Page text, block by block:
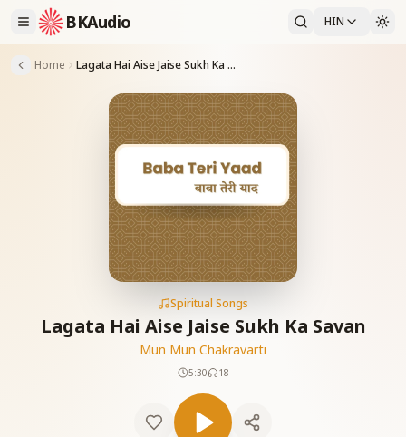
BKAudio HIN
Home Lagata Hai Aise Jaise Sukh Ka Savan
Spiritual Songs
Lagata Hai Aise Jaise Sukh Ka Savan
Mun Mun Chakravarti
5:30 18